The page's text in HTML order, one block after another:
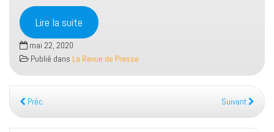
Lire la suite
mai 22, 2020
Publié dans La Revue de Presse
Préc. Suivant